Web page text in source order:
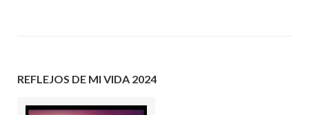
REFLEJOS DE MI VIDA 2024